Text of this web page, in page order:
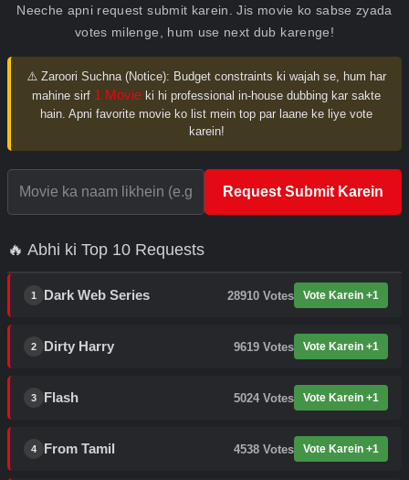
Neeche apni request submit karein. Jis movie ko sabse zyada
votes milenge, hum use next dub karenge!
⚠️ Zaroori Suchna (Notice): Budget constraints ki wajah se, hum har
mahine sirf 1 Movie ki hi professional in-house dubbing kar sakte
hain. Apni favorite movie ko list mein top par laane ke liye vote
karein!
Request Submit Karein
🔥 Abhi ki Top 10 Requests
1 Dark Web Series 28910 Votes Vote Karein +1
2 Dirty Harry 9619 Votes Vote Karein +1
3 Flash 5024 Votes Vote Karein +1
4 From Tamil 4538 Votes Vote Karein +1